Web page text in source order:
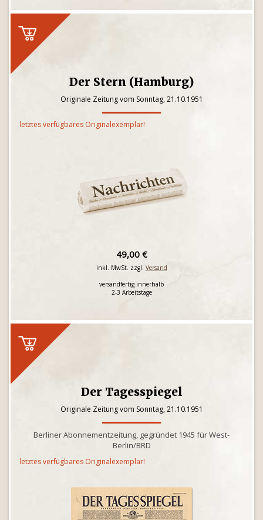
Der Stern (Hamburg)
Originale Zeitung vom Sonntag, 21.10.1951
letztes verfügbares Originalexemplar!
49,00 €
inkl. MwSt. zzgl. Versand
versandfertig innerhalb
2-3 Arbeitstage
Der Tagesspiegel
Originale Zeitung vom Sonntag, 21.10.1951
Berliner Abonnementzeitung, gegründet 1945 für West-
Berlin/BRD
letztes verfügbares Originalexemplar!